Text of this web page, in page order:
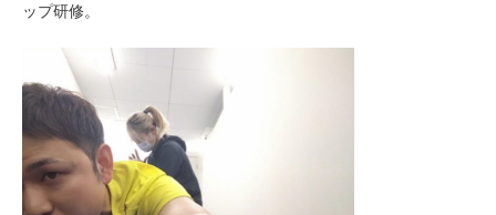
ップ研修。